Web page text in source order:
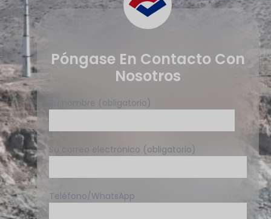
Póngase En Contacto Con
Nosotros
Su nombre (obligatorio)
Su correo electrónico (obligatorio)
Teléfono/WhatsApp